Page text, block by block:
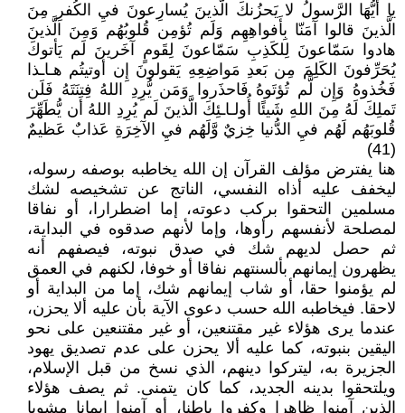
يا أَيُّهَا الرَّسولُ لا يَحزُنكَ الَّذينَ يُسارِعونَ فيِ الكُفرِ مِنَ
الَّذينَ قالوا آمَنّا بِأَفواهِهِم وَلَم تُؤمِن قُلوبُهُم وَمِنَ الَّذينَ
هادوا سَمّاعونَ لِلكَذِبِ سَمّاعونَ لِقَومٍ آخَرينَ لَم يَأتوكَ
يُحَرِّفونَ الكَلِمَ مِن بَعدِ مَواضِعِهِ يَقولونَ إِن أوتيتُم هـاـذا
فَخُذوهُ وَإِن لَّم تُؤتَوهُ فَاحذَروا وَمَن يُّرِدِ اللهُ فِتنَتَهُ فَلَن
تَملِكَ لَهُ مِنَ اللهِ شَيئًا أُولـاـئِكَ الَّذينَ لَم يُرِدِ اللهُ أَن يُّطَهِّرَ
قُلوبَهُم لَهُم فيِ الدُّنيا خِزيٌ وَّلَهُم فيِ الآخِرَةِ عَذابٌ عَظيمٌ
(41)
هنا يفترض مؤلف القرآن إن الله يخاطبه بوصفه رسوله،
ليخفف عليه أذاه النفسي، الناتج عن تشخيصه لشك
مسلمين التحقوا بركب دعوته، إما اضطرارا، أو نفاقا
لمصلحة لأنفسهم رأوها، وإما لأنهم صدقوه في البداية،
ثم حصل لديهم شك في صدق نبوته، فيصفهم أنه
يظهرون إيمانهم بألسنتهم نفاقا أو خوفا، لكنهم في العمق
لم يؤمنوا حقا، أو شاب إيمانهم شك، إما من البداية أو
لاحقا. فيخاطبه الله حسب دعوى الآية بأن عليه ألا يحزن،
عندما يرى هؤلاء غير مقتنعين، أو غير مقتنعين على نحو
اليقين بنبوته، كما عليه ألا يحزن على عدم تصديق يهود
الجزيرة به، ليتركوا دينهم، الذي نسخ من قبل الإسلام،
ويلتحقوا بدينه الجديد، كما كان يتمنى. ثم يصف هؤلاء
الذين آمنوا ظاهرا وكفروا باطنا، أو آمنوا إيمانا مشوبا